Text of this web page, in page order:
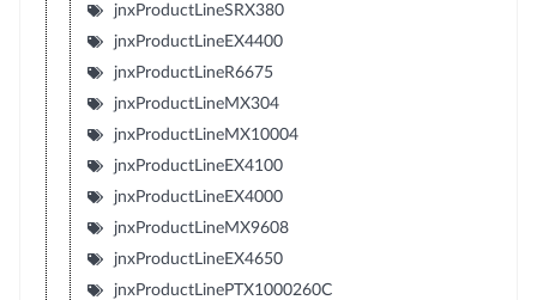
jnxProductLineSRX380
jnxProductLineEX4400
jnxProductLineR6675
jnxProductLineMX304
jnxProductLineMX10004
jnxProductLineEX4100
jnxProductLineEX4000
jnxProductLineMX9608
jnxProductLineEX4650
jnxProductLinePTX1000260C